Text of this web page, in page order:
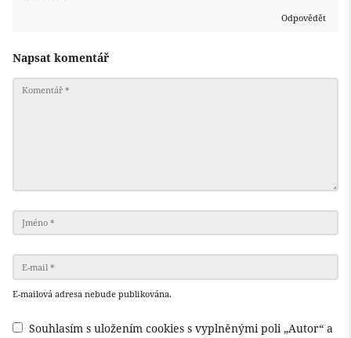
Odpovědět
Napsat komentář
E-mailová adresa nebude publikována.
Souhlasím s uložením cookies s vyplněnými poli „Autor“ a